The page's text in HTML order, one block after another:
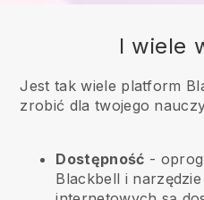
I wiele
Jest tak wiele platform
zrobić dla twojego
Dostępność -
Blackbell i